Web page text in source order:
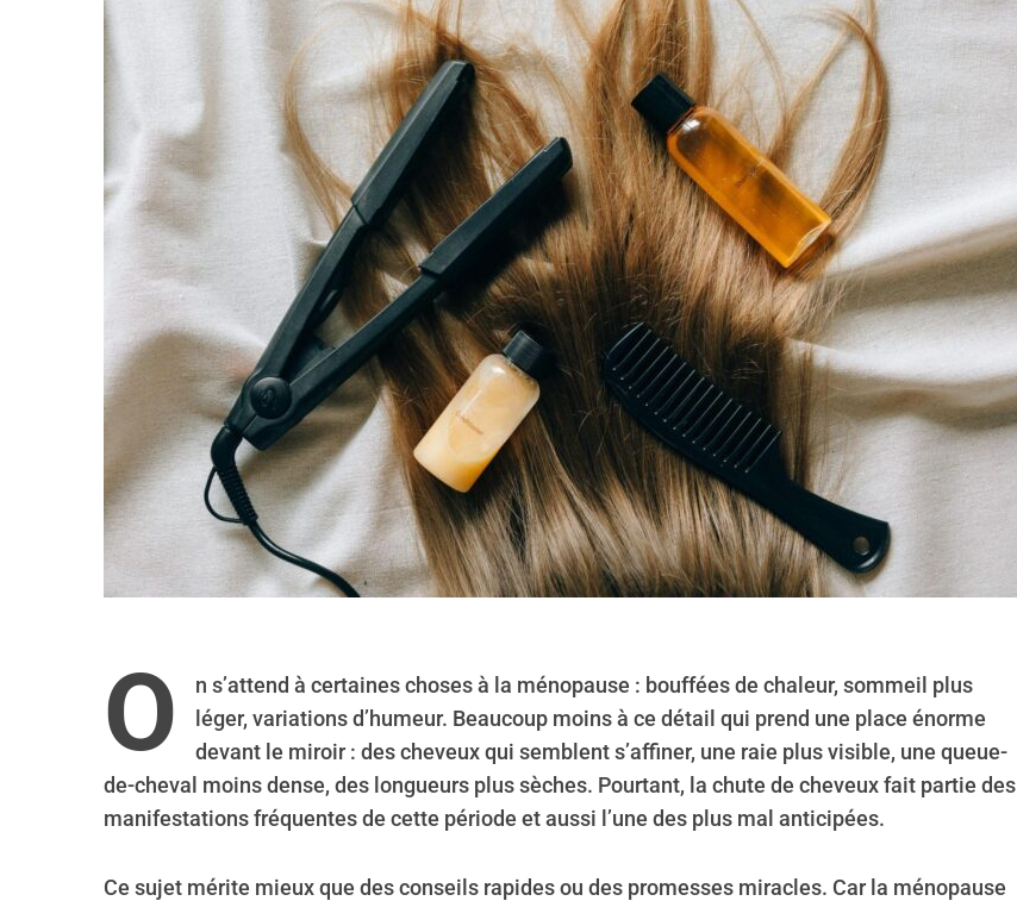
O
n s’attend à certaines choses à la ménopause : bouffées de chaleur, sommeil plus
léger, variations d’humeur. Beaucoup moins à ce détail qui prend une place énorme
devant le miroir : des cheveux qui semblent s’affiner, une raie plus visible, une queue-
de-cheval moins dense, des longueurs plus sèches. Pourtant, la chute de cheveux fait partie des
manifestations fréquentes de cette période et aussi l’une des plus mal anticipées.
Ce sujet mérite mieux que des conseils rapides ou des promesses miracles. Car la ménopause